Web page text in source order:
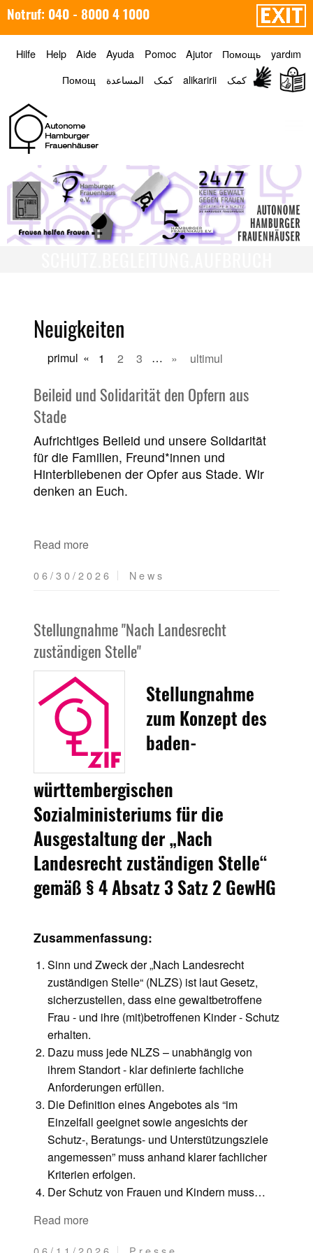
Notruf: 040 - 8000 4 1000
Hilfe Help Aide Ayuda Pomoc Ajutor Помощь
yardım
Помощ
المساعدة کمک alikaririi کمک
Neuigkeiten
primul « 1 2 3 … » ultimul
Beileid und Solidarität den Opfern aus
Stade
Aufrichtiges Beileid und unsere Solidarität
für die Familien, Freund*innen und
Hinterbliebenen der Opfer aus Stade. Wir
denken an Euch.
Read more
06/30/2026 News
Stellungnahme "Nach Landesrecht
zuständigen Stelle"
Stellungnahme
zum Konzept des
baden-
württembergischen
Sozialministeriums für die
Ausgestaltung der „Nach
Landesrecht zuständigen Stelle“
gemäß § 4 Absatz 3 Satz 2 GewHG
Zusammenfassung:
Sinn und Zweck der „Nach Landesrecht
zuständigen Stelle“ (NLZS) ist laut Gesetz,
sicherzustellen, dass eine gewaltbetroffene
Frau - und ihre (mit)betroffenen Kinder - Schutz
erhalten.
Dazu muss jede NLZS – unabhängig von
ihrem Standort - klar definierte fachliche
Anforderungen erfüllen.
Die Definition eines Angebotes als “im
Einzelfall geeignet sowie angesichts der
Schutz-, Beratungs- und Unterstützungsziele
angemessen” muss anhand klarer fachlicher
Kriterien erfolgen.
Der Schutz von Frauen und Kindern muss…
Read more